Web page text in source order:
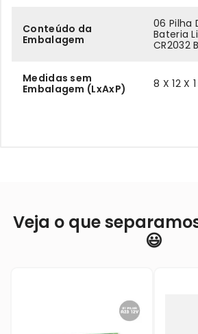
Conteúdo da
Embalagem
06 Pilha
Bateria
CR2032
Medidas sem
Embalagem (LxAxP)
8 X 12 X
Veja o que
😃